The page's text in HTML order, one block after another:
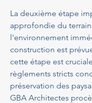
La deuxième étape
approfondie du
l'environnement
construction est
cette étape est
règlements stricts
préservation des
GBA Architectes